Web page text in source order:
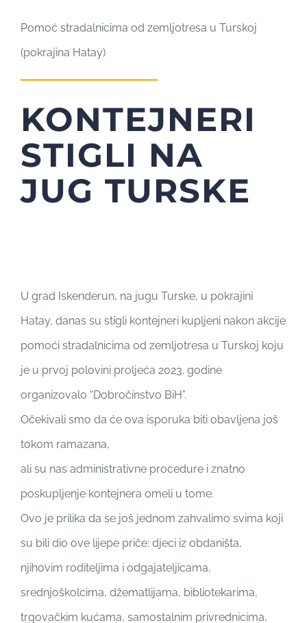
Pomoć stradalnicima od zemljotresa u Turskoj
(pokrajina Hatay)
KONTEJNERI
STIGLI NA
JUG TURSKE
U grad Iskenderun, na jugu Turske, u pokrajini
Hatay, danas su stigli kontejneri kupljeni nakon akcije
pomoći stradalnicima od zemljotresa u Turskoj koju
je u prvoj polovini proljeća 2023. godine
organizovalo “Dobročinstvo BiH”.
Očekivali smo da će ova isporuka biti obavljena još
tokom ramazana,
ali su nas administrativne procedure i znatno
poskupljenje kontejnera omeli u tome.
Ovo je prilika da se još jednom zahvalimo svima koji
su bili dio ove lijepe priče: djeci iz obdaništa,
njihovim roditeljima i odgajateljicama,
srednjoškolcima, džematlijama, bibliotekarima,
trgovačkim kućama, samostalnim privrednicima,